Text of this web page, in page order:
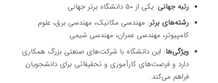
رتبه جهانی: یکی از ۵۰ دانشگاه برتر جهانی
رشته‌های برتر: مهندسی مکانیک، مهندسی برق، علوم
کامپیوتر، مهندسی عمران، مهندسی شیمی
ویژگی‌ها: این دانشگاه با شرکت‌های صنعتی بزرگ همکاری
دارد و فرصت‌های کارآموزی و تحقیقاتی برای دانشجویان
فراهم می‌کند.